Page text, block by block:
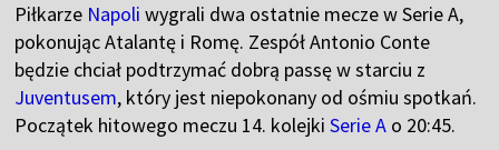
Piłkarze Napoli wygrali dwa ostatnie mecze w Serie A,
pokonując Atalantę i Romę. Zespół Antonio Conte
będzie chciał podtrzymać dobrą passę w starciu z
Juventusem, który jest niepokonany od ośmiu spotkań.
Początek hitowego meczu 14. kolejkiSerie A o 20:45.